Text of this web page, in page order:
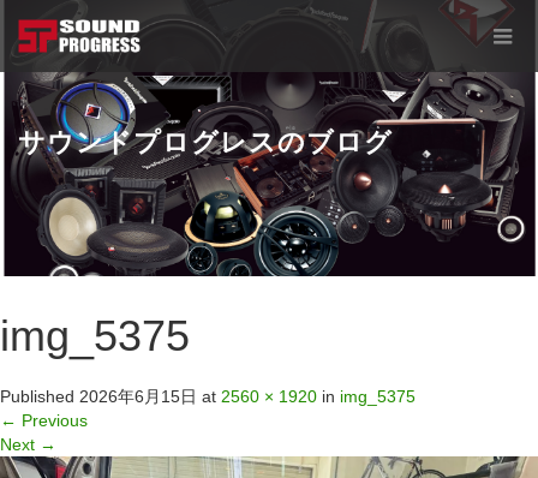
サウンドプログレスのブログ
img_5375
Published 2026年6月15日 at 2560 × 1920 in img_5375
← Previous
Next →